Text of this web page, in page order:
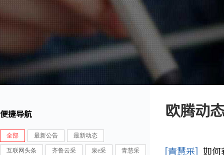
便捷导航
全部 最新公告 最新动态
互联网头条 齐鲁云采 泉e采 青慧采
欧腾动
[青慧采] 如何